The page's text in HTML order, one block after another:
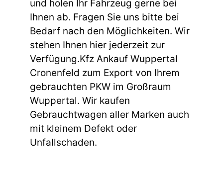
und holen Ihr Fahrzeug gerne bei
Ihnen ab. Fragen Sie uns bitte bei
Bedarf nach den Möglichkeiten. Wir
stehen Ihnen hier jederzeit zur
Verfügung.Kfz Ankauf Wuppertal
Cronenfeld zum Export von Ihrem
gebrauchten PKW im Großraum
Wuppertal. Wir kaufen
Gebrauchtwagen aller Marken auch
mit kleinem Defekt oder
Unfallschaden.